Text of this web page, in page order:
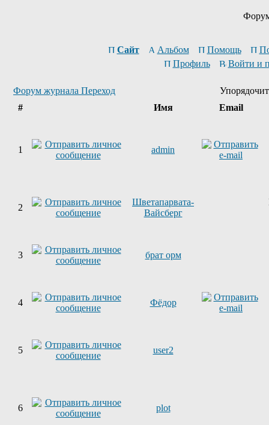
Сайт Альбом Помощь
Профиль
Войти и
Форум журнала Переход
#
Имя Email
1 admin
2
Шветапарвата-
Вайсберг
3 брат орм
4 Фёдор
5 user2
6 plot